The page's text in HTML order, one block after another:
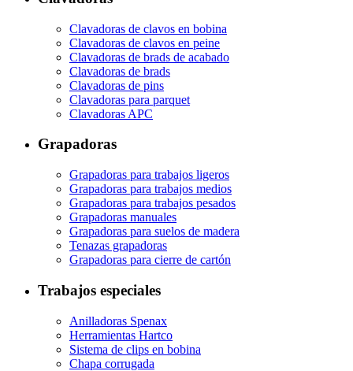
Clavadoras de clavos en bobina
Clavadoras de clavos en peine
Clavadoras de brads de acabado
Clavadoras de brads
Clavadoras de pins
Clavadoras para parquet
Clavadoras APC
Grapadoras
Grapadoras para trabajos ligeros
Grapadoras para trabajos medios
Grapadoras para trabajos pesados
Grapadoras manuales
Grapadoras para suelos de madera
Tenazas grapadoras
Grapadoras para cierre de cartón
Trabajos especiales
Anilladoras Spenax
Herramientas Hartco
Sistema de clips en bobina
Chapa corrugada